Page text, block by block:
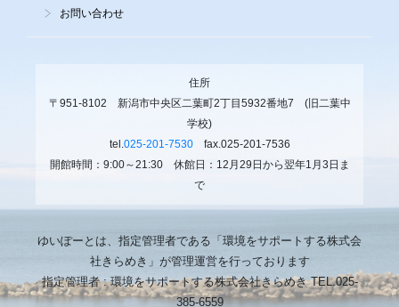
お問い合わせ
住所
〒951-8102 新潟市中央区二葉町2丁目5932番地7 (旧二葉中
学校)
tel.025-201-7530fax.025-201-7536
開館時間：9:00～21:30 休館日：12月29日から翌年1月3日ま
で
ゆいぽーとは、指定管理者である「環境をサポートする株式会
社きらめき」が管理運営を行っております
指定管理者 : 環境をサポートする株式会社きらめき TEL.025-
385-6559